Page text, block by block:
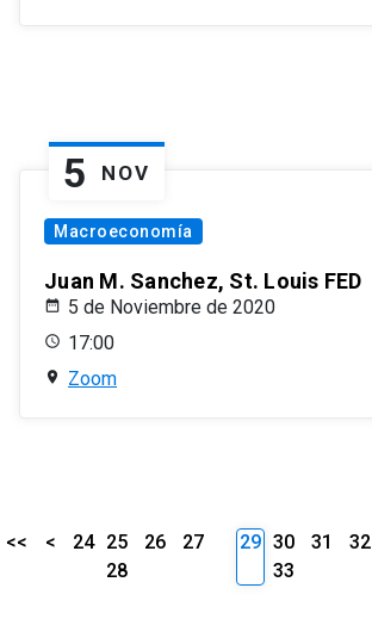
5 NOV
Macroeconomía
Juan M. Sanchez, St. Louis FED
5 de Noviembre de 2020
17:00
Zoom
<< < 24 25 26
27
28
29 30 31
32
33